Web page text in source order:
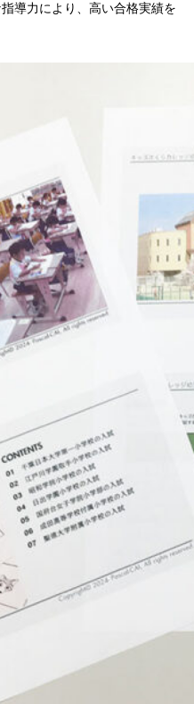
導力により、高い合格実績を